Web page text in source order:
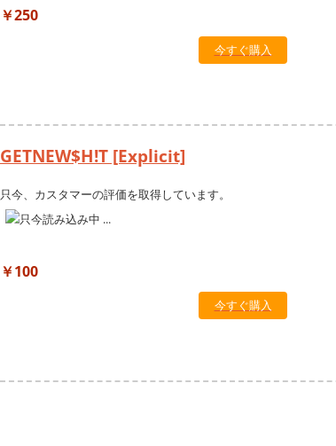
￥250
今すぐ購入
GETNEW$H!T [Explicit]
只今、カスタマーの評価を取得しています。
￥100
今すぐ購入